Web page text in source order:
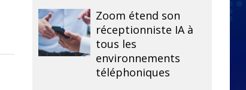
Zoom étend son
réceptionniste IA à
tous les
environnements
téléphoniques